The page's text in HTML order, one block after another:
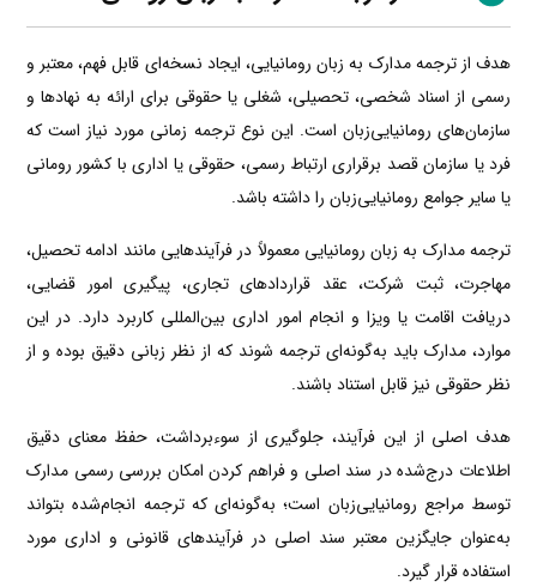
هدف از ترجمه مدارک به زبان رومانیایی، ایجاد نسخه‌ای قابل فهم، معتبر و
رسمی از اسناد شخصی، تحصیلی، شغلی یا حقوقی برای ارائه به نهادها و
سازمان‌های رومانیایی‌زبان است. این نوع ترجمه زمانی مورد نیاز است که
فرد یا سازمان قصد برقراری ارتباط رسمی، حقوقی یا اداری با کشور رومانی
یا سایر جوامع رومانیایی‌زبان را داشته باشد.
ترجمه مدارک به زبان رومانیایی معمولاً در فرآیندهایی مانند ادامه تحصیل،
مهاجرت، ثبت شرکت، عقد قراردادهای تجاری، پیگیری امور قضایی،
دریافت اقامت یا ویزا و انجام امور اداری بین‌المللی کاربرد دارد. در این
موارد، مدارک باید به‌گونه‌ای ترجمه شوند که از نظر زبانی دقیق بوده و از
نظر حقوقی نیز قابل استناد باشند.
هدف اصلی از این فرآیند، جلوگیری از سوءبرداشت، حفظ معنای دقیق
اطلاعات درج‌شده در سند اصلی و فراهم کردن امکان بررسی رسمی مدارک
توسط مراجع رومانیایی‌زبان است؛ به‌گونه‌ای که ترجمه انجام‌شده بتواند
به‌عنوان جایگزین معتبر سند اصلی در فرآیندهای قانونی و اداری مورد
استفاده قرار گیرد.